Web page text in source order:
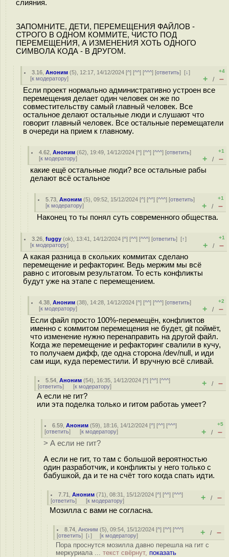
слияния.
ЗАПОМНИТЕ, ДЕТИ, ПЕРЕМЕЩЕНИЯ ФАЙЛОВ -
СТРОГО В ОДНОМ КОММИТЕ, ЧИСТО ПОД
ПЕРЕМЕЩЕНИЯ, А ИЗМЕНЕНИЯ ХОТЬ ОДНОГО
СИМВОЛА КОДА - В ДРУГОМ.
3.16 ,Аноним (5), 12:17, 14/12/2024 [^] [^^] [^^^] [ответить][↓]
[к модератору]
+4
+ / –
Если проект нормально административно устроен все
перемещения делает один человек он же по
совместительству самый главный человек. Все
остальное делают остальные люди и слушают что
говорит главный человек. Все остальные перемещатели
в очереди на прием к главному.
4.62 ,Аноним (62), 19:49, 14/12/2024 [^] [^^] [^^^] [ответить]
[к модератору]
+1
+ / –
какие ещё остальные люди? все остальные рабы
делают всё остальное
5.73 ,Аноним (5), 09:52, 15/12/2024 [^] [^^] [^^^] [ответить]
[к модератору]
+1
+ / –
Наконец то ты понял суть современного общества.
3.26 ,fuggy (ok), 13:41, 14/12/2024 [^] [^^] [^^^] [ответить][↑]
[к модератору]
+1
+ / –
А какая разница в скольких коммитах сделано
перемещение и рефакторинг. Ведь мержим мы всё
равно с итоговым результатом. То есть конфликты
будут уже на этапе с перемещением.
4.38 ,Аноним (38), 14:28, 14/12/2024 [^] [^^] [^^^] [ответить]
[к модератору]
+2
+ / –
Если файл просто 100%-перемещён, конфликтов
именно с коммитом перемещения не будет, git поймёт,
что изменение нужно перенаправить на другой файл.
Когда же перемещение и рефакторинг свалили в кучу,
то получаем дифф, где одна сторона /dev/null, и иди
сам ищи, куда переместили. И вручную всё сливай.
5.54 ,Аноним (54), 16:35, 14/12/2024 [^] [^^] [^^^]
[ответить] [к модератору] + / –
А если не гит?
или эта поделка только и гитом работаь умеет?
6.59 ,Аноним (59), 18:16, 14/12/2024 [^] [^^] [^^^]
[ответить] [к модератору]
+5
+ / –
> А если не гит?
А если не гит, то там с большой вероятностью
один разработчик, и конфликты у него только с
бабушкой, да и те на счёт того когда спать идти.
7.71 ,Аноним (71), 08:31, 15/12/2024 [^] [^^] [^^^]
[ответить] [к модератору] + / –
Мозилла с вами не согласна.
8.74 ,Аноним (5), 09:54, 15/12/2024 [^] [^^] [^^^]
[ответить] [↓] [к модератору] + / –
Пора проснутся мозилла давно перешла на гит с
меркуриала ... текст свёрнут, показать